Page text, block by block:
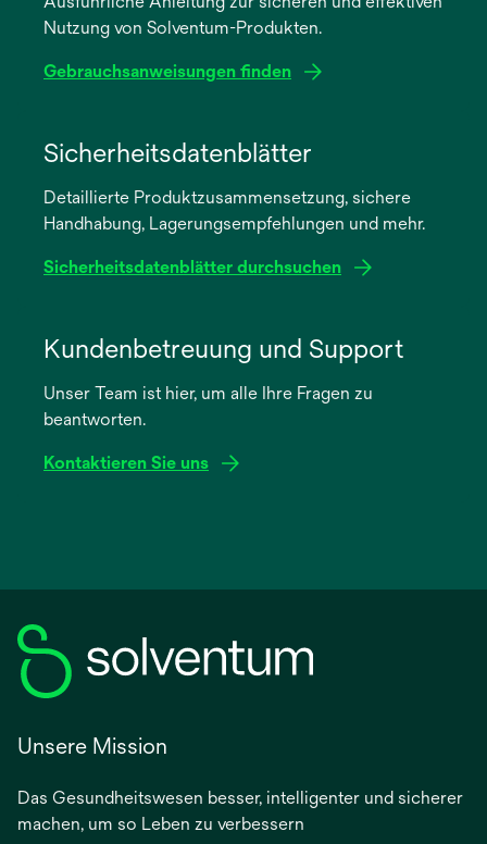
Nutzung von Solventum-Produkten.
Gebrauchsanweisungen finden
neuen
Registerkarte
Sicherheitsdatenblätter
Detaillierte Produktzusammensetzung, sichere
Handhabung, Lagerungsempfehlungen und mehr.
Sicherheitsdatenblätter durchsuchen
neuen
Registerkarte
Kundenbetreuung und Support
Unser Team ist hier, um alle Ihre Fragen zu
beantworten.
Kontaktieren Sie uns
Unsere Mission
Das Gesundheitswesen besser, intelligenter und sicherer
machen, um so Leben zu verbessern